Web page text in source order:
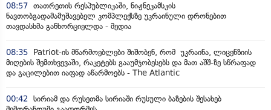
08:57 თათრეთის რესპუბლიკაში, ნიჟნეკამსკის
ნავთობგადამამუშავებელ კომპლექსზე უკრაინული დრონებით
თავდასხმა განხორციელდა - მედია
08:35
Patriot-ის მწარმოებლები შიშობენ, რომ უკრაინა, ლიცენზიის
მიღების შემთხვევაში, რაკეტებს გააუმჯობესებს და მათ აშშ-ზე სწრაფად
და გაცილებით იაფად აწარმოებს - The Atlantic
00:42
სირიამ და რუსეთმა სირიაში რუსული ბაზების შესახებ